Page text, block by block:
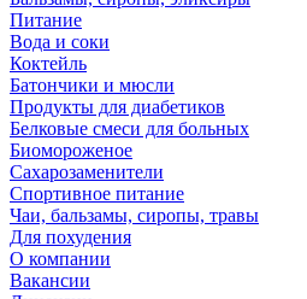
Питание
Вода и соки
Коктейль
Батончики и мюсли
Продукты для диабетиков
Белковые смеси для больных
Биомороженое
Сахарозаменители
Спортивное питание
Чаи, бальзамы, сиропы, травы
Для похудения
О компании
Вакансии